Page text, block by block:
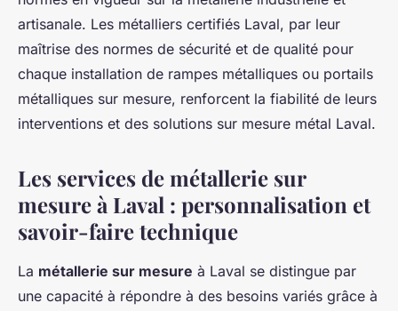
artisanale. Les métalliers certifiés Laval, par leur
maîtrise des normes de sécurité et de qualité pour
chaque installation de rampes métalliques ou portails
métalliques sur mesure, renforcent la fiabilité de leurs
interventions et des solutions sur mesure métal Laval.
Les services de métallerie sur
mesure à Laval : personnalisation et
savoir-faire technique
La métallerie sur mesure à Laval se distingue par
une capacité à répondre à des besoins variés grâce à